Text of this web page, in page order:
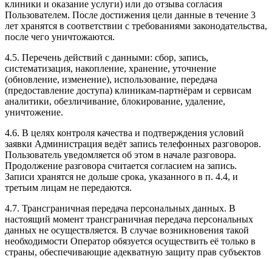
клиники и оказание услуги) или до отзыва согласия
Пользователем. После достижения цели данные в течение 3
лет хранятся в соответствии с требованиями законодательства,
после чего уничтожаются.
4.5. Перечень действий с данными: сбор, запись,
систематизация, накопление, хранение, уточнение
(обновление, изменение), использование, передача
(предоставление доступа) клиникам-партнёрам и сервисам
аналитики, обезличивание, блокирование, удаление,
уничтожение.
4.6. В целях контроля качества и подтверждения условий
заявки Администрация ведёт запись телефонных разговоров.
Пользователь уведомляется об этом в начале разговора.
Продолжение разговора считается согласием на запись.
Записи хранятся не дольше срока, указанного в п. 4.4, и
третьим лицам не передаются.
4.7. Трансграничная передача персональных данных. В
настоящий момент трансграничная передача персональных
данных не осуществляется. В случае возникновения такой
необходимости Оператор обязуется осуществить её только в
страны, обеспечивающие адекватную защиту прав субъектов